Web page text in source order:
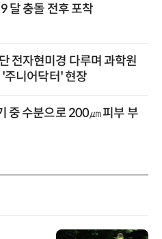
달 충돌 전후 포착
전자현미경 다루며 과학원
주니어닥터' 현장
중 수분으로 200㎛ 피부 부